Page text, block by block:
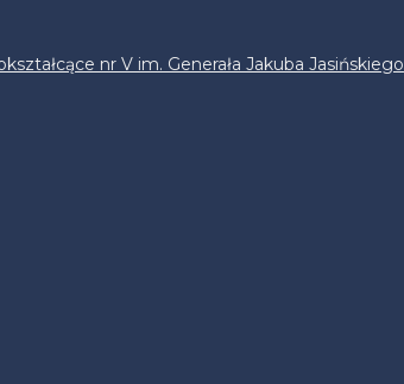
nr V im. Generała Jakuba Jasińskiego